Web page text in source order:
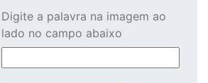
Digite a palavra na imagem ao
lado no campo abaixo